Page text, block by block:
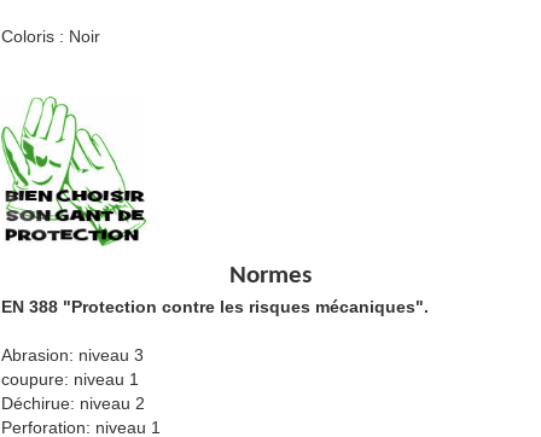
Coloris : Noir
Normes
EN 388 "Protection contre les risques mécaniques".
Abrasion: niveau 3
coupure: niveau 1
Déchirue: niveau 2
Perforation: niveau 1